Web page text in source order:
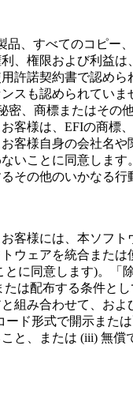
品、すべてのコピー
、権限および利益
許諾契約書で認め
スも認められてい
密、商標またはその
客様は、EFIの商標
客様自身の会社名
いことに同意しま
その他のいかなる
客様には、本ソフ
ウェアを統合また
に同意します)。「
は配布する条件と
組み合わせて、お
ード形式で開示また
と、または (iii) 無